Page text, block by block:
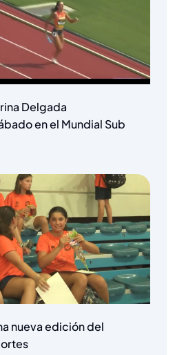
Delgada
en el Mundial Sub
nueva edición del